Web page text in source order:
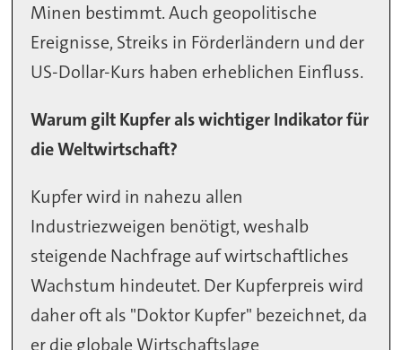
Minen bestimmt. Auch geopolitische
Ereignisse, Streiks in Förderländern und der
US-Dollar-Kurs haben erheblichen Einfluss.
Warum gilt Kupfer als wichtiger Indikator für
die Weltwirtschaft?
Kupfer wird in nahezu allen
Industriezweigen benötigt, weshalb
steigende Nachfrage auf wirtschaftliches
Wachstum hindeutet. Der Kupferpreis wird
daher oft als "Doktor Kupfer" bezeichnet, da
er die globale Wirtschaftslage